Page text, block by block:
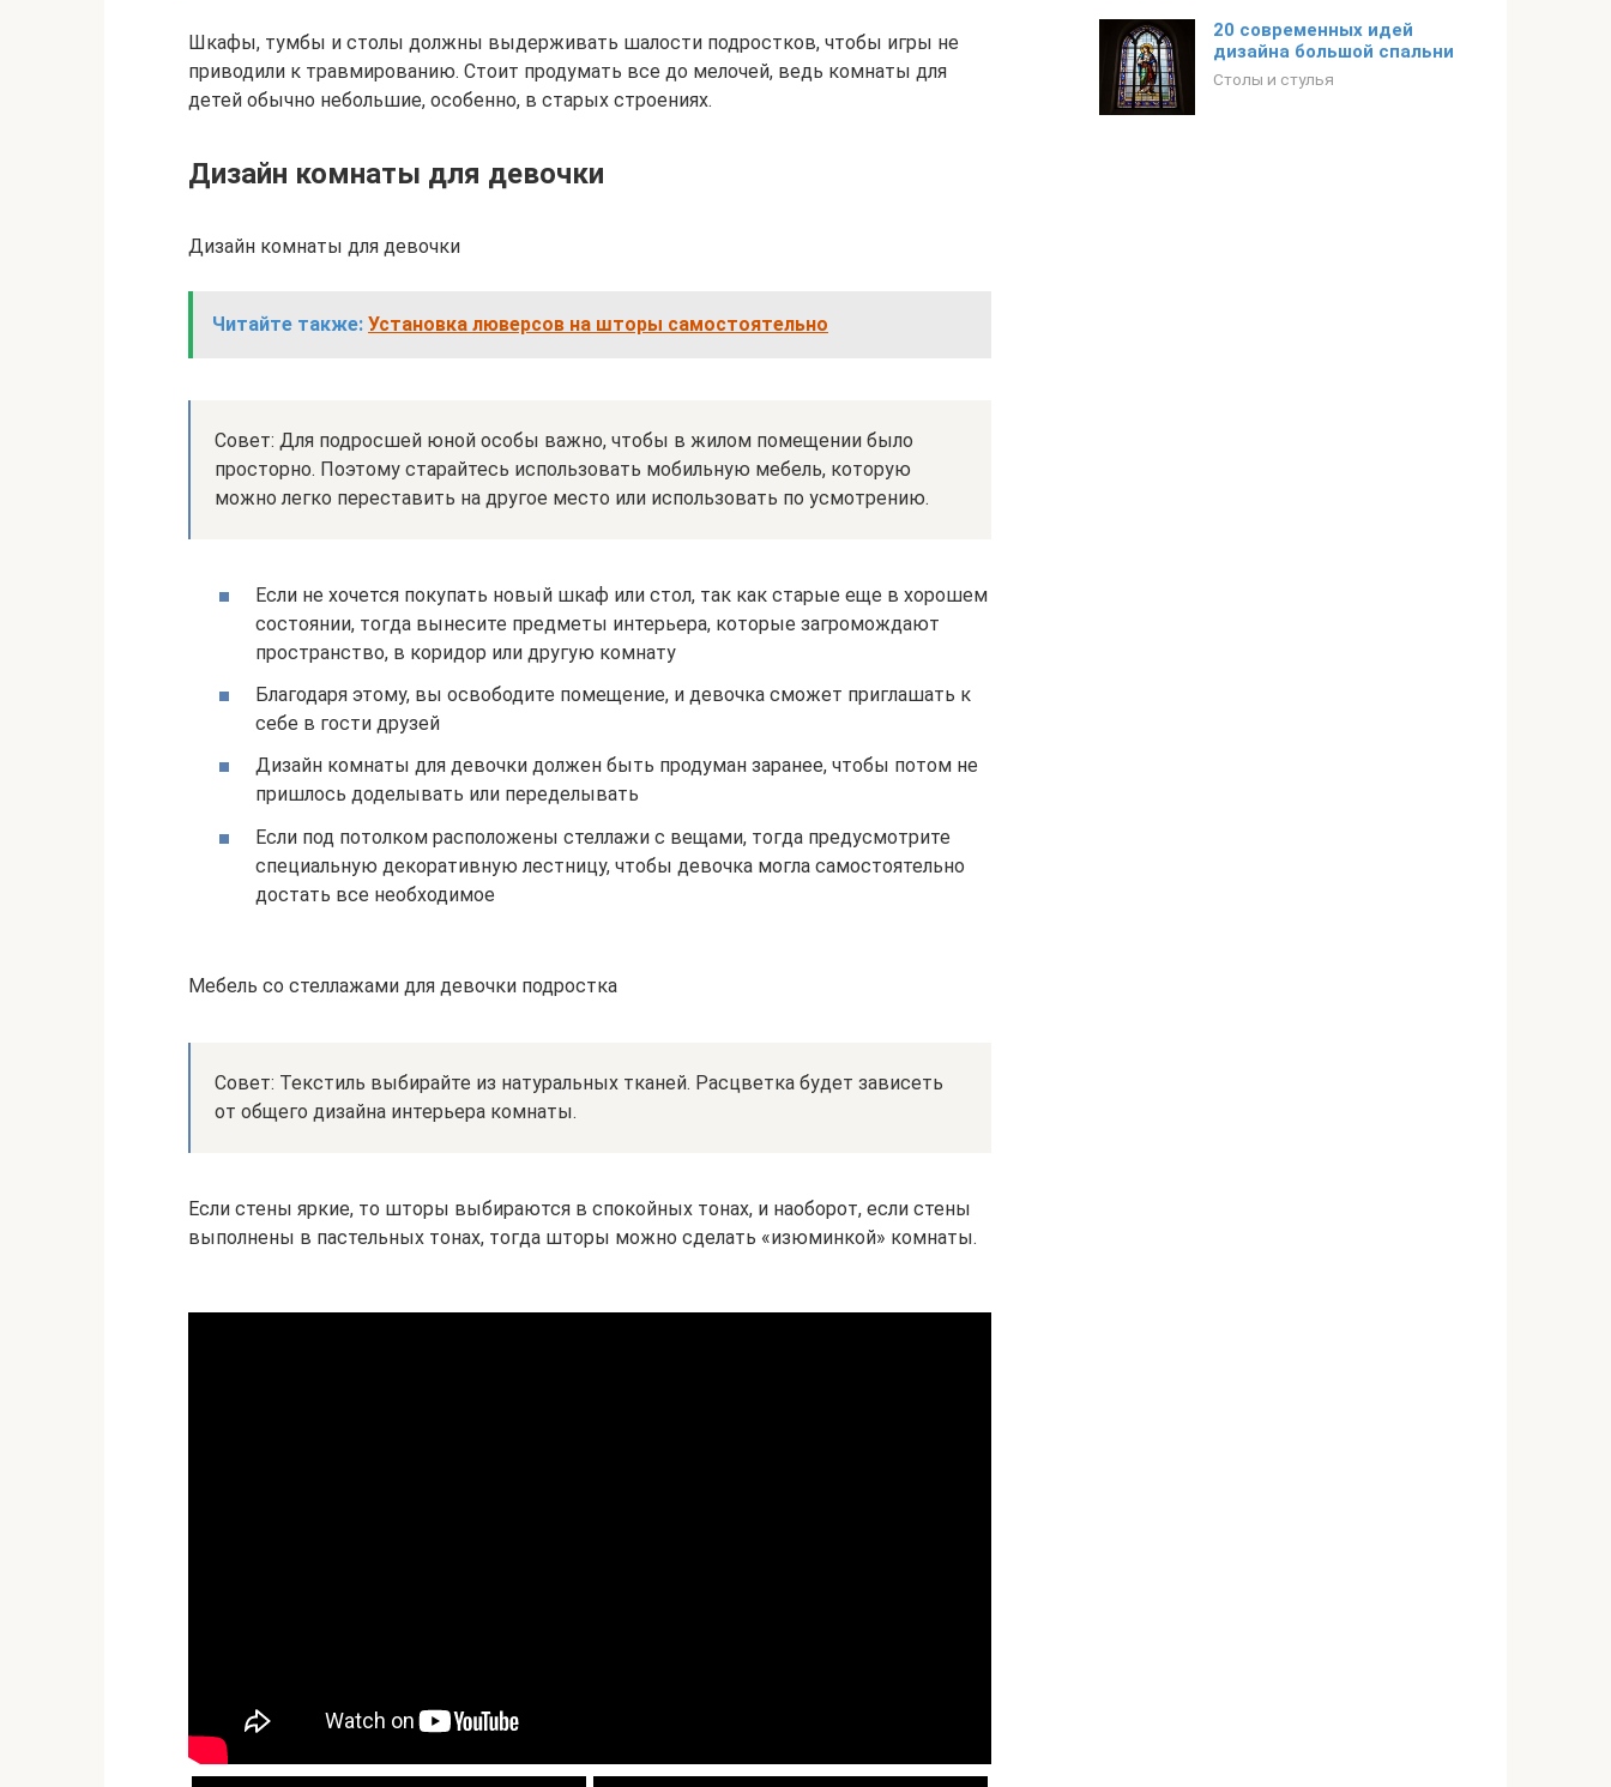
Шкафы, тумбы и столы должны выдерживать шалости подростков, чтобы игры не
приводили к травмированию. Стоит продумать все до мелочей, ведь комнаты для
детей обычно небольшие, особенно, в старых строениях.
Дизайн комнаты для девочки
Дизайн комнаты для девочки
Читайте также: Установка люверсов на шторы самостоятельно
Совет: Для подросшей юной особы важно, чтобы в жилом помещении было
просторно. Поэтому старайтесь использовать мобильную мебель, которую
можно легко переставить на другое место или использовать по усмотрению.
Если не хочется покупать новый шкаф или стол, так как старые еще в хорошем
состоянии, тогда вынесите предметы интерьера, которые загромождают
пространство, в коридор или другую комнату
Благодаря этому, вы освободите помещение, и девочка сможет приглашать к
себе в гости друзей
Дизайн комнаты для девочки должен быть продуман заранее, чтобы потом не
пришлось доделывать или переделывать
Если под потолком расположены стеллажи с вещами, тогда предусмотрите
специальную декоративную лестницу, чтобы девочка могла самостоятельно
достать все необходимое
Мебель со стеллажами для девочки подростка
Совет: Текстиль выбирайте из натуральных тканей. Расцветка будет зависеть
от общего дизайна интерьера комнаты.
Если стены яркие, то шторы выбираются в спокойных тонах, и наоборот, если стены
выполнены в пастельных тонах, тогда шторы можно сделать «изюминкой» комнаты.
20 современных идей
дизайна большой спальни
Столы и стулья